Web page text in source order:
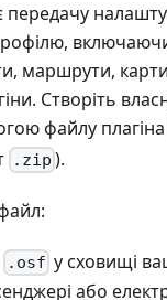
передачу
маршрути,
Створіть
файлу плагіна
.zip ).
.osf у сховищі
або